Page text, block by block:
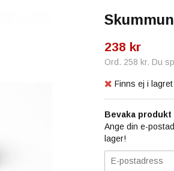
238 kr
Ord. 258 kr. Du
Finns ej i lagret
Bevaka produkt
Ange din e-
lager!